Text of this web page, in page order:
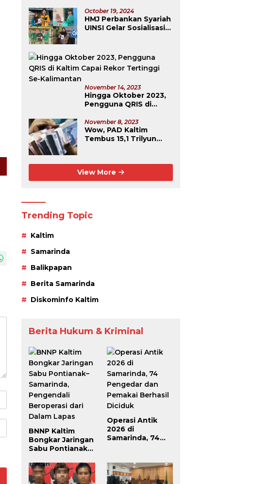
October 19, 2024
HMJ Perbankan Syariah
UINSI Gelar Sosialisasi
November 14, 2023
Hingga Oktober 2023,
Pengguna QRIS di
Tertinggi Se-
Kalimantan
November 8, 2023
Wow, PAD Kaltim
Tembus 15,1 Trilyun
View More
Trending Topic
Kaltim
Samarinda
Balikpapan
Berita Samarinda
Diskominfo Kaltim
Berita Hukum & Kriminal
BNNP Kaltim
Bongkar Jaringan
Sabu Pontianak–
Pengendali
Beroperasi dari
Operasi Antik
2026 di
Samarinda, 74
Diciduk